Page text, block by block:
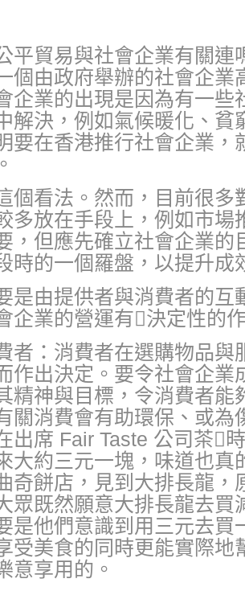
平貿易與社會企業有關連
個由政府舉辦的社會企業
企業的出現是因為有一些
解決，例如氣候暖化、貧
要在香港推行社會企業，
個看法。然而，目前很多
多放在手段上，例如市場
，但應先確立社會企業的
時的一個羅盤，以提升成
是由提供者與消費者的互
企業的營運有決定性的
者：消費者在選購物品與
作出決定。要令社會企業
精神與目標，令消費者能
關消費會有助環保、或為
出席 Fair Taste 公司茶
大約三元一塊，味道也真
奇餅店，見到大排長龍，
眾既然願意大排長龍去買
是他們意識到用三元去買
受美食的同時更能實際地
意享用的。